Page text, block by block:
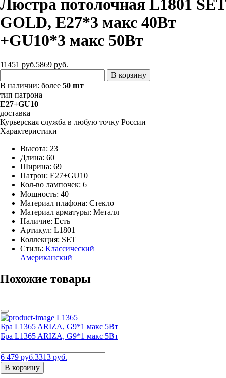
Люстра потолочная L1801 SET
GOLD, Е27*3 макс 40Вт
+GU10*3 макс 50Вт
11451 руб.5869 руб.
В корзину
В наличии: более 50 шт
тип патрона
E27+GU10
доставка
Курьерская служба в любую точку России
Характеристики
Высота: 23
Длина: 60
Ширина: 69
Патрон: E27+GU10
Кол-во лампочек: 6
Мощность: 40
Материал плафона: Стекло
Материал арматуры: Металл
Наличие: Есть
Артикул: L1801
Коллекция: SET
Стиль: Классический
Американский
Похожие товары
L1365
Бра L1365 ARIZA, G9*1 макс 5Вт
Бра L1365 ARIZA, G9*1 макс 5Вт
6 479 руб.3313 руб.
В корзину